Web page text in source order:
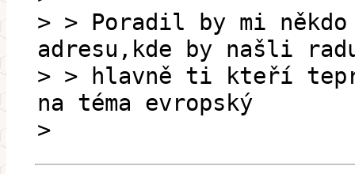
> > Poradil by mi
adresu,kde by našli
> > hlavně ti kteří
na téma evropský
>